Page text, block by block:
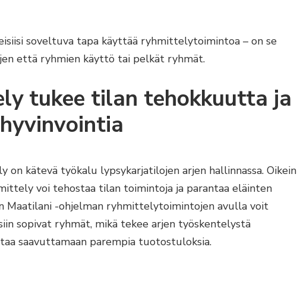
soveltuva tapa käyttää ryhmittelytoimintoa – on se
että ryhmien käyttö tai pelkät ryhmät.
tukee tilan tehokkuutta ja
on kätevä työkalu lypsykarjatilojen arjen hallinnassa. Oikein
voi tehostaa tilan toimintoja ja parantaa eläinten
Maatilani -ohjelman ryhmittelytoimintojen avulla voit
sopivat ryhmät, mikä tekee arjen työskentelystä
saavuttamaan parempia tuotostuloksia.